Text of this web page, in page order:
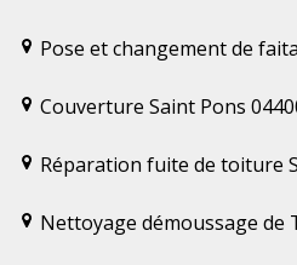
Pose et changement de
Couverture Saint Pons
Réparation fuite de toiture
Nettoyage démoussage de